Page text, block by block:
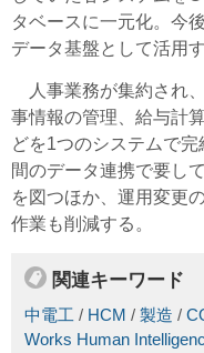
タベースに一元化。今
データ基盤として活用す
人事業務が集約され
事情報の管理、給与計
どを1つのシステムで
間のデータ連携で要し
を図つほか、運用変更
作業も削減する。
関連キーワード
中電工 / HCM / 製造 /
Works Human